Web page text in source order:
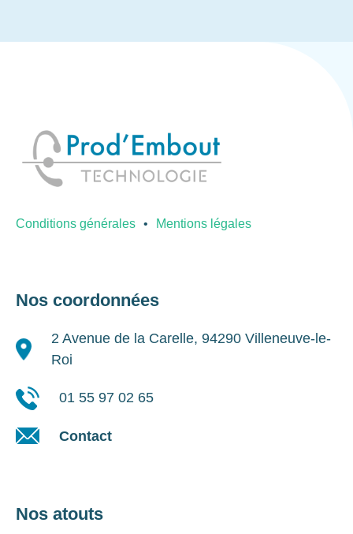
Conditions générales Mentions légales
Nos coordonnées
2 Avenue de la Carelle, 94290 Villeneuve-le-
Roi
01 55 97 02 65
Contact
Nos atouts